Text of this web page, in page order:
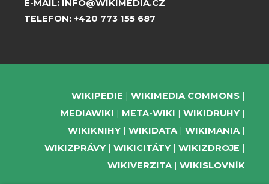
E-MAIL: INFO@WIKIMEDIA.CZ
TELEFON: +420 773 155 687
WIKIPEDIE
WIKIMEDIA COMMONS
MEDIAWIKI
META-WIKI
WIKIDRUHY
WIKIKNIHY
WIKIDATA
WIKIMANIA
WIKIZPRÁVY
WIKICITÁTY
WIKIZDROJE
WIKIVERZITA
WIKISLOVNÍK